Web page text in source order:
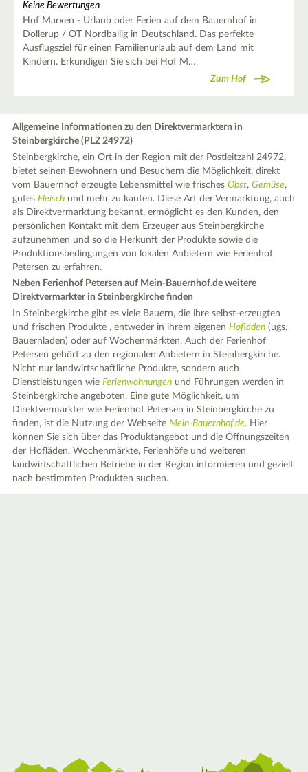
Keine Bewertungen
Hof Marxen - Urlaub oder Ferien auf dem Bauernhof in
Dollerup / OT Nordballig in Deutschland. Das perfekte
Ausflugsziel für einen Familienurlaub auf dem Land mit
Kindern. Erkundigen Sie sich bei Hof M…
Zum Hof
Allgemeine Informationen zu den Direktvermarktern in
Steinbergkirche (PLZ 24972)
Steinbergkirche, ein Ort in der Region mit der Postleitzahl 24972,
bietet seinen Bewohnern und Besuchern die Möglichkeit, direkt
vom Bauernhof erzeugte Lebensmittel wie frischesObst,Gemüse,
gutesFleisch und mehr zu kaufen. Diese Art der Vermarktung, auch
als Direktvermarktung bekannt, ermöglicht es den Kunden, den
persönlichen Kontakt mit dem Erzeuger aus Steinbergkirche
aufzunehmen und so die Herkunft der Produkte sowie die
Produktionsbedingungen von lokalen Anbietern wie Ferienhof
Petersen zu erfahren.
Neben Ferienhof Petersen auf Mein-Bauernhof.de weitere
Direktvermarkter in Steinbergkirche finden
In Steinbergkirche gibt es viele Bauern, die ihre selbst-erzeugten
und frischen Produkte , entweder in ihrem eigenenHofladen (ugs.
Bauernladen) oder auf Wochenmärkten. Auch der Ferienhof
Petersen gehört zu den regionalen Anbietern in Steinbergkirche.
Nicht nur landwirtschaftliche Produkte, sondern auch
Dienstleistungen wieFerienwohnungen und Führungen werden in
Steinbergkirche angeboten. Eine gute Möglichkeit, um
Direktvermarkter wie Ferienhof Petersen in Steinbergkirche zu
finden, ist die Nutzung der WebseiteMein-Bauernhof.de. Hier
können Sie sich über das Produktangebot und die Öffnungszeiten
der Hofläden, Wochenmärkte, Ferienhöfe und weiteren
landwirtschaftlichen Betriebe in der Region informieren und gezielt
nach bestimmten Produkten suchen.